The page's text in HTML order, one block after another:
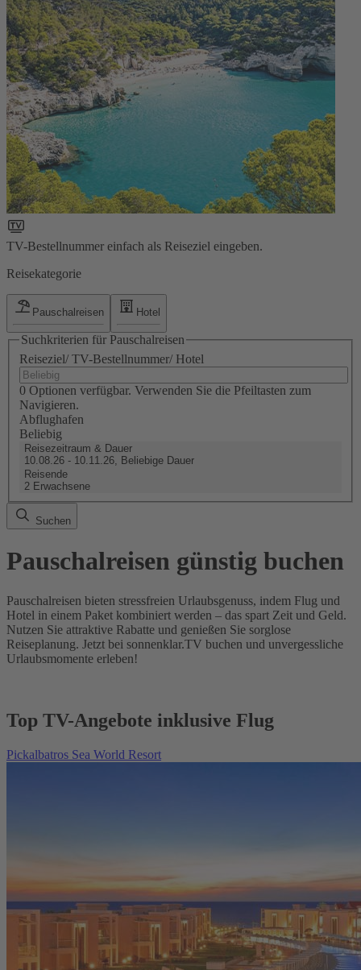
TV-Bestellnummer einfach als Reiseziel eingeben.
Reisekategorie
Pauschalreisen Hotel
Suchkriterien für Pauschalreisen
Reiseziel/ TV-Bestellnummer/ Hotel
0 Optionen verfügbar. Verwenden Sie die Pfeiltasten zum
Navigieren.
Abflughafen
Beliebig
Reisezeitraum & Dauer
10.08.26 - 10.11.26, Beliebige Dauer
Reisende
2 Erwachsene
Suchen
Pauschalreisen günstig buchen
Pauschalreisen bieten stressfreien Urlaubsgenuss, indem Flug und
Hotel in einem Paket kombiniert werden – das spart Zeit und Geld.
Nutzen Sie attraktive Rabatte und genießen Sie sorglose
Reiseplanung. Jetzt bei sonnenklar.TV buchen und unvergessliche
Urlaubsmomente erleben!
Top TV-Angebote inklusive Flug
Pickalbatros Sea World Resort